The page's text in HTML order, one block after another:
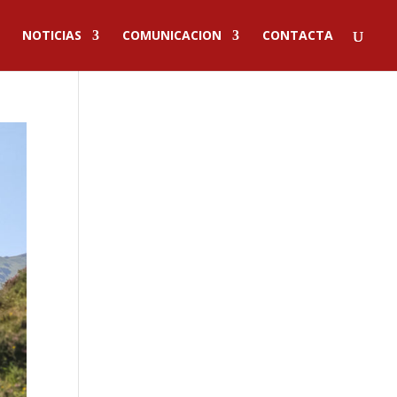
NOTICIAS COMUNICACION CONTACTA